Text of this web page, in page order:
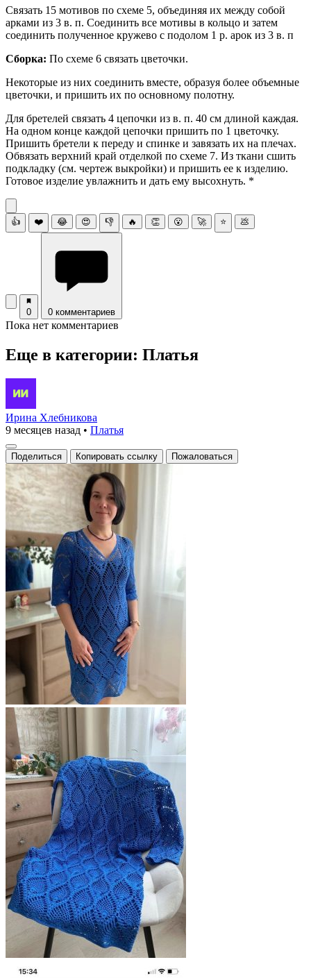
Связать 15 мотивов по схеме 5, объединяя их между собой
арками из 3 в. п. Соединить все мотивы в кольцо и затем
соединить полученное кружево с подолом 1 р. арок из 3 в. п
Сборка: По схеме 6 связать цветочки.
Некоторые из них соединить вместе, образуя более объемные
цветочки, и пришить их по основному полотну.
Для бретелей связать 4 цепочки из в. п. 40 см длиной каждая.
На одном конце каждой цепочки пришить по 1 цветочку.
Пришить бретели к переду и спинке и завязать их на плечах.
Обвязать верхний край отделкой по схеме 7. Из ткани сшить
подкладку (см. чертеж выкройки) и пришить ее к изделию.
Готовое изделие увлажнить и дать ему высохнуть. *
👍 ❤️ 😂 😍 👎 🔥 👏 😮 🚀 ⭐ 💩
0 0 комментариев
Пока нет комментариев
Еще в категории: Платья
Ирина Хлебникова
9 месяцев назад • Платья
Поделиться Копировать ссылку Пожаловаться